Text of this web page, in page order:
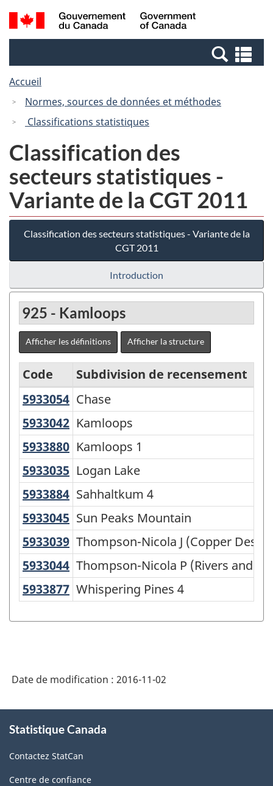
Passer
au
Passer
à
Canada
Recherche
et
et
Accueil
Normes, sources de données et méthodes
Classifications statistiques
Classification des
secteurs statistiques -
Variante de la CGT 2011
Classification des secteurs statistiques - Variante de la
CGT 2011
Introduction
925 - Kamloops
Afficher les définitions Afficher la structure
Classification
des
secteurs
statistiques
-
Variante
de
la
CGT
2011
-
Structure
classification
Code
Subdivision de recensement
5933054 Chase
Chase
5933042 Kamloops
Kamloops
5933880 Kamloops 1
Kamloops 1
5933035 Logan Lake
Logan Lake
5933884 Sahhaltkum 4
Sahhaltkum 4
5933045 Sun Peaks Mountain
Sun Peaks Mountain
5933039 Thompson-Nicola J (Copper
Thompson-Nicola J (Copper
5933044 Thompson-Nicola P (Rivers and
Thompson-Nicola P (Rivers and
5933877 Whispering Pines 4
Whispering Pines 4
Date de modification : 2016-11-02
propos
ce
site
Statistique Canada
Contactez StatCan
Centre de confiance